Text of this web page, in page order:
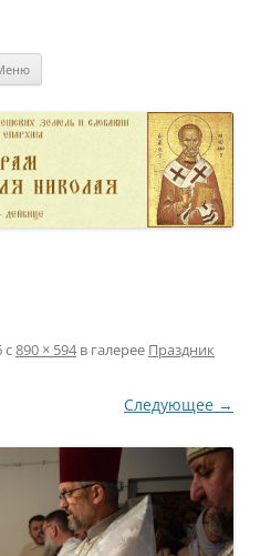
с890 × 594в галерее Праздник
Следующее →